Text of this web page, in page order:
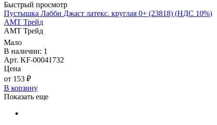
Быстрый просмотр
Пустышка Лабби Джаст латекс. круглая 0+ (23818) (НДС 10%)
АМТ Трейд
АМТ Трейд
Мало
В наличии: 1
Арт. KF-00041732
Цена
от 153 ₽
В корзину
Показать еще